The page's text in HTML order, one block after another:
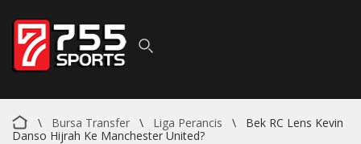
\ Bursa Transfer \ Liga Perancis \
Bek RC Lens Kevin
Danso Hijrah Ke Manchester United?